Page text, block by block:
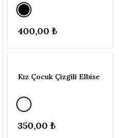
400,00 ₺
Kız Çocuk Çizgili Elbise
350,00 ₺